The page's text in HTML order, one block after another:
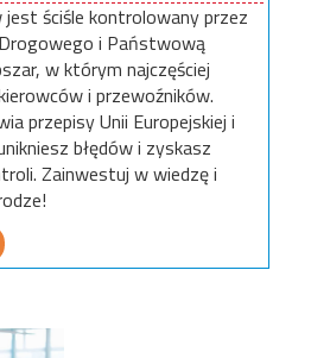
jest ściśle kontrolowany przez
i Państwową
w którym najczęściej
i przewoźników.
przepisy Unii Europejskiej i
błędów i zyskasz
Zainwestuj w wiedzę i